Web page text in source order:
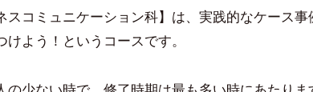
田
の
ン
スコミュニケーション科】は、実践的なケース事
よう！というコースです。